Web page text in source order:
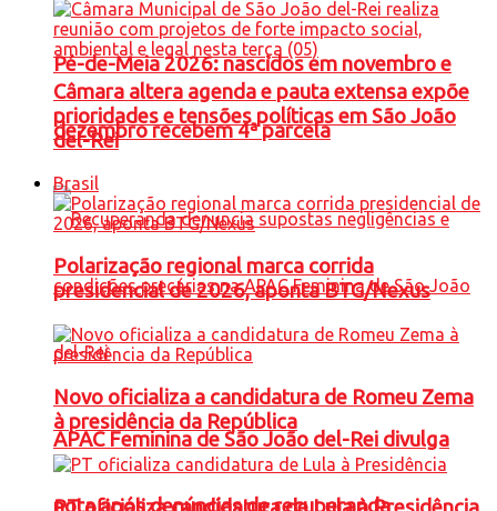
Pé-de-Meia 2026: nascidos em novembro e
dezembro recebem 4ª parcela
APAC Feminina de São João del-Rei divulga
nota após denúncias de recuperanda
Câmara altera agenda e pauta extensa expõe
prioridades e tensões políticas em São João
del-Rei
Brasil
Polarização regional marca corrida
presidencial de 2026, aponta BTG/Nexus
Novo oficializa a candidatura de Romeu Zema
à presidência da República